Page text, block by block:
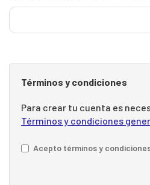
Términos y condiciones
Para crear tu cuenta es
Términos y condiciones
Acepto términos y